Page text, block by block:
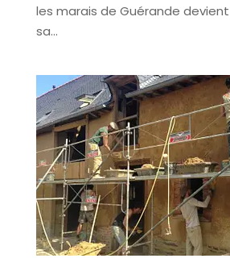
les marais de Guérande
sa...